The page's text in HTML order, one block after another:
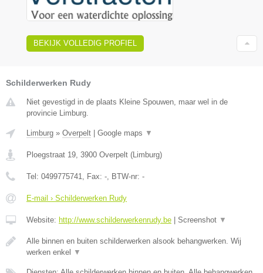
BEKIJK VOLLEDIG PROFIEL
Schilderwerken Rudy
Niet gevestigd in de plaats Kleine Spouwen, maar wel in de
provincie Limburg.
Limburg » Overpelt Google maps ▼
Ploegstraat 19 3900 Overpelt ( Limburg)
Tel: 0499775741 , Fax: - , BTW-nr: -
E-mail › Schilderwerken Rudy
Website: http://www.schilderwerkenrudy.be Screenshot ▼
Alle binnen en buiten schilderwerken alsook behangwerken. Wij
werken enkel
▼